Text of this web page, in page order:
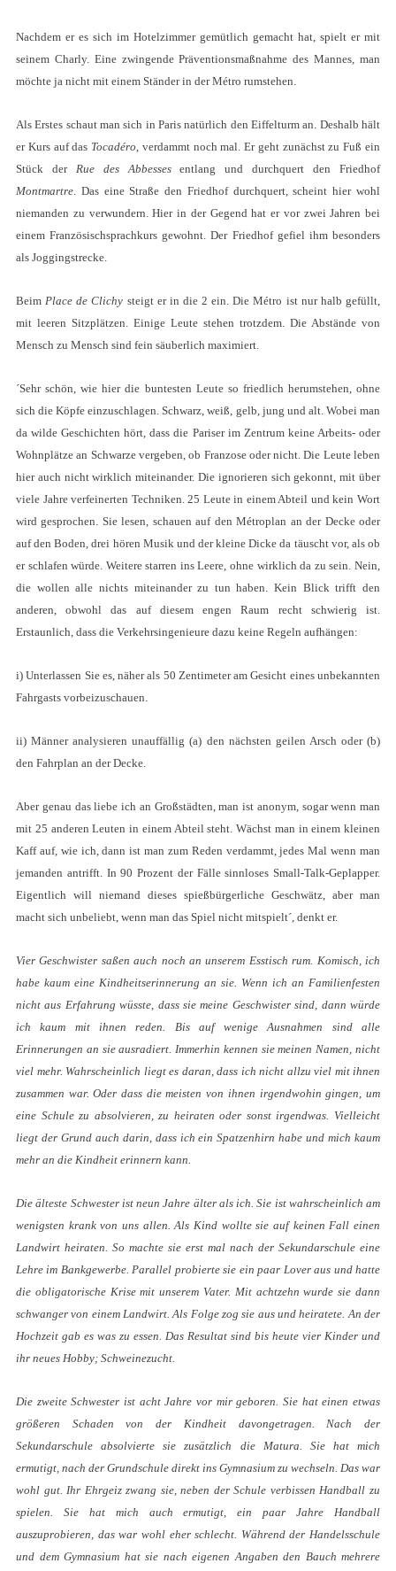
Nachdem er es sich im Hotelzimmer gemütlich gemacht hat, spielt er mit
seinem Charly. Eine zwingende Präventionsmaßnahme des Mannes, man
möchte ja nicht mit einem Ständer in der Métro rumstehen.
Als Erstes schaut man sich in Paris natürlich den Eiffelturm an. Deshalb hält
er Kurs auf das Tocadéro , verdammt noch mal. Er geht zunächst zu Fuß ein
Stück der Rue des Abbessesentlang und durchquert den Friedhof
Montmartre . Das eine Straße den Friedhof durchquert, scheint hier wohl
niemanden zu verwundern. Hier in der Gegend hat er vor zwei Jahren bei
einem Französischsprachkurs gewohnt. Der Friedhof gefiel ihm besonders
als Joggingstrecke.
Beim Place de Clichy steigt er in die 2 ein. Die Métro ist nur halb gefüllt,
mit leeren Sitzplätzen. Einige Leute stehen trotzdem. Die Abstände von
Mensch zu Mensch sind fein säuberlich maximiert.
´Sehr schön, wie hier die buntesten Leute so friedlich herumstehen, ohne
sich die Köpfe einzuschlagen. Schwarz, weiß, gelb, jung und alt. Wobei man
da wilde Geschichten hört, dass die Pariser im Zentrum keine Arbeits- oder
Wohnplätze an Schwarze vergeben, ob Franzose oder nicht. Die Leute leben
hier auch nicht wirklich miteinander. Die ignorieren sich gekonnt, mit über
viele Jahre verfeinerten Techniken. 25 Leute in einem Abteil und kein Wort
wird gesprochen. Sie lesen, schauen auf den Métroplan an der Decke oder
auf den Boden, drei hören Musik und der kleine Dicke da täuscht vor, als ob
er schlafen würde. Weitere starren ins Leere, ohne wirklich da zu sein. Nein,
die wollen alle nichts miteinander zu tun haben. Kein Blick trifft den
anderen, obwohl das auf diesem engen Raum recht schwierig ist.
Erstaunlich, dass die Verkehrsingenieure dazu keine Regeln aufhängen:
i) Unterlassen Sie es, näher als 50 Zentimeter am Gesicht eines unbekannten
Fahrgasts vorbeizuschauen.
ii) Männer analysieren unauffällig (a) den nächsten geilen Arsch oder (b)
den Fahrplan an der Decke.
Aber genau das liebe ich an Großstädten, man ist anonym, sogar wenn man
mit 25 anderen Leuten in einem Abteil steht. Wächst man in einem kleinen
Kaff auf, wie ich, dann ist man zum Reden verdammt, jedes Mal wenn man
jemanden antrifft. In 90 Prozent der Fälle sinnloses Small-Talk-Geplapper.
Eigentlich will niemand dieses spießbürgerliche Geschwätz, aber man
macht sich unbeliebt, wenn man das Spiel nicht mitspielt´, denkt er.
Vier Geschwister saßen auch noch an unserem Esstisch rum. Komisch, ich
habe kaum eine Kindheitserinnerung an sie. Wenn ich an Familienfesten
nicht aus Erfahrung wüsste, dass sie meine Geschwister sind, dann würde
ich kaum mit ihnen reden. Bis auf wenige Ausnahmen sind alle
Erinnerungen an sie ausradiert. Immerhin kennen sie meinen Namen, nicht
viel mehr. Wahrscheinlich liegt es daran, dass ich nicht allzu viel mit ihnen
zusammen war. Oder dass die meisten von ihnen irgendwohin gingen, um
eine Schule zu absolvieren, zu heiraten oder sonst irgendwas. Vielleicht
liegt der Grund auch darin, dass ich ein Spatzenhirn habe und mich kaum
mehr an die Kindheit erinnern kann.
Die älteste Schwester ist neun Jahre älter als ich. Sie ist wahrscheinlich am
wenigsten krank von uns allen. Als Kind wollte sie auf keinen Fall einen
Landwirt heiraten. So machte sie erst mal nach der Sekundarschule eine
Lehre im Bankgewerbe. Parallel probierte sie ein paar Lover aus und hatte
die obligatorische Krise mit unserem Vater. Mit achtzehn wurde sie dann
schwanger von einem Landwirt. Als Folge zog sie aus und heiratete. An der
Hochzeit gab es was zu essen. Das Resultat sind bis heute vier Kinder und
ihr neues Hobby; Schweinezucht.
Die zweite Schwester ist acht Jahre vor mir geboren. Sie hat einen etwas
größeren Schaden von der Kindheit davongetragen. Nach der
Sekundarschule absolvierte sie zusätzlich die Matura. Sie hat mich
ermutigt, nach der Grundschule direkt ins Gymnasium zu wechseln. Das war
wohl gut. Ihr Ehrgeiz zwang sie, neben der Schule verbissen Handball zu
spielen. Sie hat mich auch ermutigt, ein paar Jahre Handball
auszuprobieren, das war wohl eher schlecht. Während der Handelsschule
und dem Gymnasium hat sie nach eigenen Angaben den Bauch mehrere